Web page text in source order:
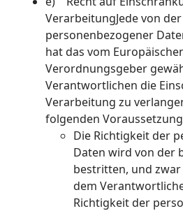
VerarbeitungJede von
personenbezogener
hat das vom
Verordnungsgeber
Verantwortlichen die
Verarbeitung zu
folgenden
Die Richtigkeit der
Daten wird von der
bestritten, und zwar
dem
Richtigkeit der